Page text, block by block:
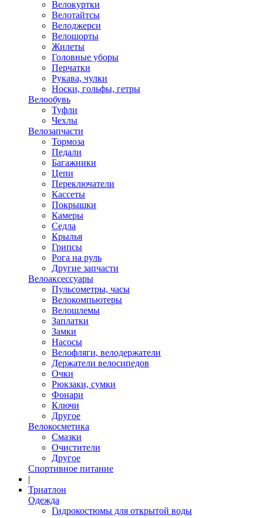
Велокуртки
Велотайтсы
Велоджерси
Велошорты
Жилеты
Головные уборы
Перчатки
Рукава, чулки
Носки, гольфы, гетры
Велообувь
Туфли
Чехлы
Велозапчасти
Тормоза
Педали
Багажники
Цепи
Переключатели
Кассеты
Покрышки
Камеры
Седла
Крылья
Грипсы
Рога на руль
Другие запчасти
Велоаксессуары
Пульсометры, часы
Велокомпьютеры
Велошлемы
Заплатки
Замки
Насосы
Велофляги, велодержатели
Держатели велосипедов
Очки
Рюкзаки, сумки
Фонари
Ключи
Другое
Велокосметика
Смазки
Очистители
Другое
Спортивное питание
|
Триатлон
Одежда
Гидрокостюмы для открытой воды